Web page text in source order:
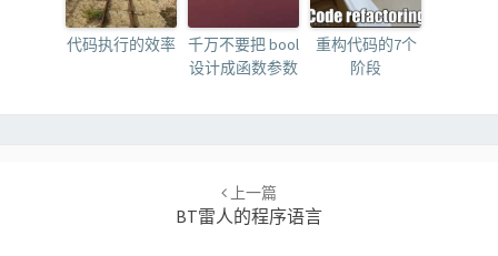
代码执行的效率
千万不要把 bool
设计成函数参数
重构代码的7个
阶段
上一篇
BT雷人的程序语言